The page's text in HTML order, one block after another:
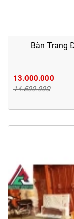
Bàn Trang
13.000.000
14.500.000